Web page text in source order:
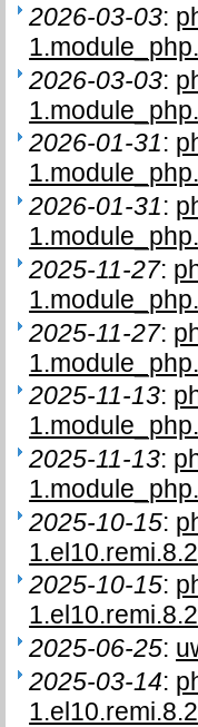
2026-03-03:
2026-03-03:
2026-01-31:
2026-01-31:
2025-11-27:
2025-11-27:
2025-11-13:
2025-11-13:
2025-10-15:
1.el10.remi.8.2
2025-10-15:
1.el10.remi.8.2
2025-06-25:
2025-03-14:
1.el10.remi.8.2